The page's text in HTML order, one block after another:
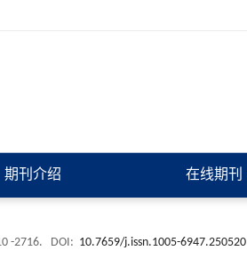
期刊介绍 在线期刊
-2716. DOI: 10.7659/j.issn.1005-6947.250520